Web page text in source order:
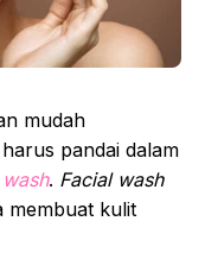
mudah
pandai dalam
. Facial wash
membuat kulit